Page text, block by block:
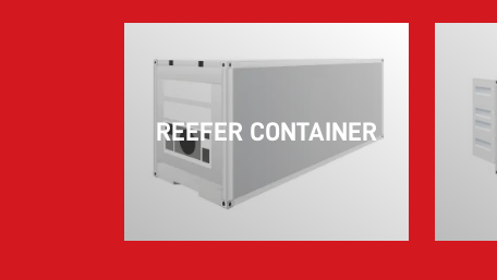
REEFER CONTAINER